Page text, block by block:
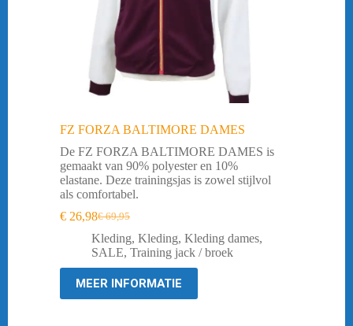
FZ FORZA BALTIMORE DAMES
De FZ FORZA BALTIMORE DAMES is
gemaakt van 90% polyester en 10%
elastane. Deze trainingsjas is zowel stijlvol
als comfortabel.
€69,95
Oorspronkelijke
prijs
was:
€ 69,95.
€ 26,98Huidige
prijs
is:
€ 26,98.
Kleding, Kleding, Kleding dames,
SALE, Training jack / broek
MEER INFORMATIE